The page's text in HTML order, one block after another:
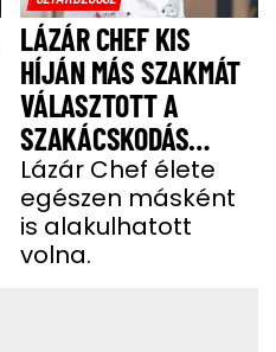
LÁZÁR CHEF KIS
HÍJÁN MÁS SZAKMÁT
VÁLASZTOTT A
SZAKÁCSKODÁS
HELYETT
Lázár Chef élete
egészen másként
is alakulhatott
volna.